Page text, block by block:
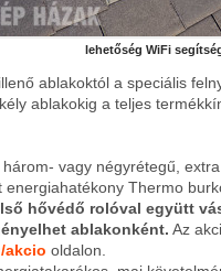
lehetőség WiFi
ablakoktól a speciális
ablakokig a teljes
vagy négyrétegű,
energiahatékony Thermo
hővédő rolóval együtt
ablakonként. Az
akcio oldalon.